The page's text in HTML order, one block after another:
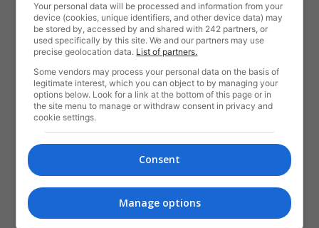
Your personal data will be processed and information from your
device (cookies, unique identifiers, and other device data) may
be stored by, accessed by and shared with 242 partners, or
used specifically by this site. We and our partners may use
precise geolocation data. List of partners.
Some vendors may process your personal data on the basis of
legitimate interest, which you can object to by managing your
options below. Look for a link at the bottom of this page or in
the site menu to manage or withdraw consent in privacy and
cookie settings.
Consent
Manage options